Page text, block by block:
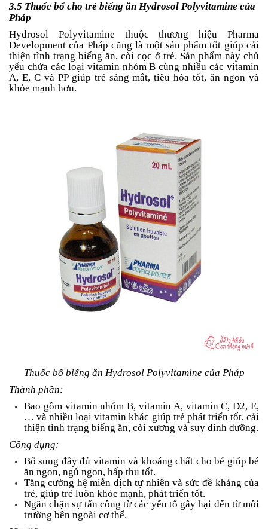
3.5 Thuốc bổ cho trẻ biếng ăn Hydrosol Polyvitamine của
Pháp
Hydrosol Polyvitamine thuộc thương hiệu Pharma
Development của Pháp cũng là một sản phẩm tốt giúp cải
thiện tình trạng biếng ăn, còi cọc ở trẻ. Sản phẩm này chủ
yếu chứa các loại vitamin nhóm B cùng nhiều các vitamin
A, E, C và PP giúp trẻ sáng mắt, tiêu hóa tốt, ăn ngon và
khỏe mạnh hơn.
Thuốc bổ biếng ăn Hydrosol Polyvitamine của Pháp
Thành phần:
Bao gồm vitamin nhóm B, vitamin A, vitamin C, D2, E,
… và nhiều loại vitamin khác giúp trẻ phát triển tốt, cải
thiện tình trạng biếng ăn, còi xương và suy dinh dưỡng.
Công dụng:
Bổ sung đầy đủ vitamin và khoáng chất cho bé giúp bé
ăn ngon, ngủ ngon, hấp thu tốt.
Tăng cường hệ miễn dịch tự nhiên và sức đề kháng của
trẻ, giúp trẻ luôn khỏe mạnh, phát triển tốt.
Ngăn chặn sự tấn công từ các yếu tố gây hại đến từ môi
trường bên ngoài cơ thể.